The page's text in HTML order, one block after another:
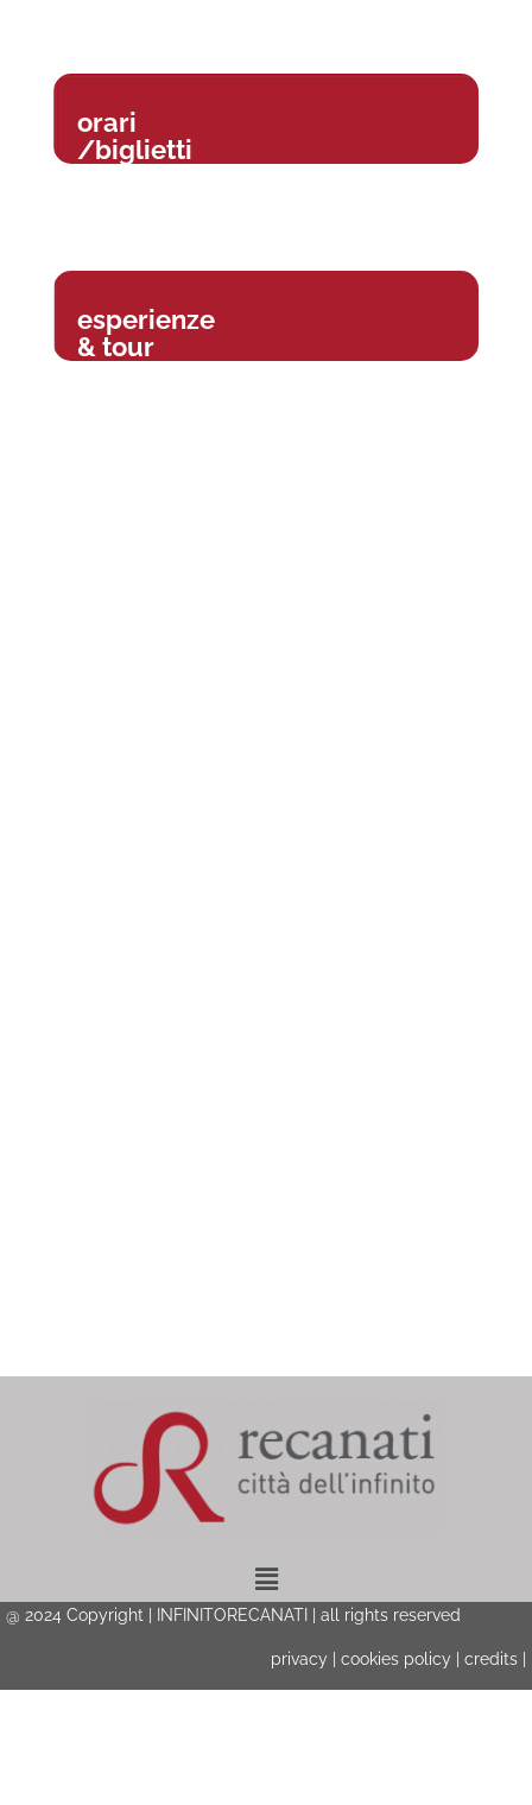
orari
/biglietti
esperienze
& tour
Menu
@ 2024 Copyright | INFINITORECANATI | all rights reserved
privacy cookies policy credits